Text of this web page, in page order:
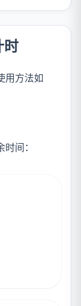
时
用方法如
间：